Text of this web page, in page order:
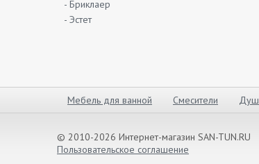
- Бриклаер
- Эстет
Мебель для ванной Смесители Душ
© 2010-2026 Интернет-магазин SAN-TUN.RU
Пользовательское соглашение